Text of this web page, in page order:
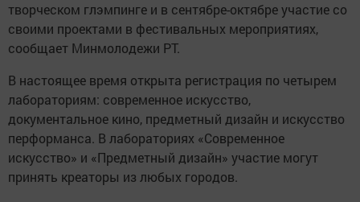
творческом глэмпинге и в сентябре-октябре участие со
своими проектами в фестивальных мероприятиях,
сообщает Минмолодежи РТ.
В настоящее время открыта регистрация по четырем
лабораториям: современное искусство,
документальное кино, предметный дизайн и искусство
перформанса. В лабораториях «Современное
искусство» и «Предметный дизайн» участие могут
принять креаторы из любых городов.